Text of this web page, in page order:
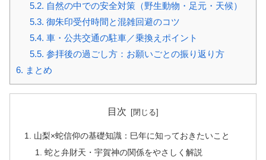
5.2. 自然の中での安全対策（野生動物・足元・天候）
5.3. 御朱印受付時間と混雑回避のコツ
5.4. 車・公共交通の駐車／乗換えポイント
5.5. 参拝後の過ごし方：お願いごとの振り返り方
6. まとめ
目次
山梨×蛇信仰の基礎知識：巳年に知っておきたいこと
蛇と弁財天・宇賀神の関係をやさしく解説